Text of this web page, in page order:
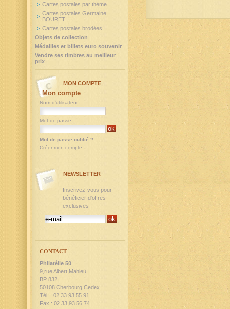
Cartes postales par thème
Cartes postales Germaine
BOURET
Cartes postales brodées
Objets de collection
Médailles et billets euro souvenir
Vendre ses timbres au meilleur
prix
MON COMPTE
Mon compte
Nom d'utilisateur
Mot de passe
Mot de passe oublié ?
Créer mon compte
NEWSLETTER
Inscrivez-vous pour
bénéficier d'offres
exclusives !
CONTACT
Philatélie 50
9,rue Albert Mahieu
BP 832
50108 Cherbourg Cedex
Tél. : 02 33 93 55 91
Fax : 02 33 93 56 74